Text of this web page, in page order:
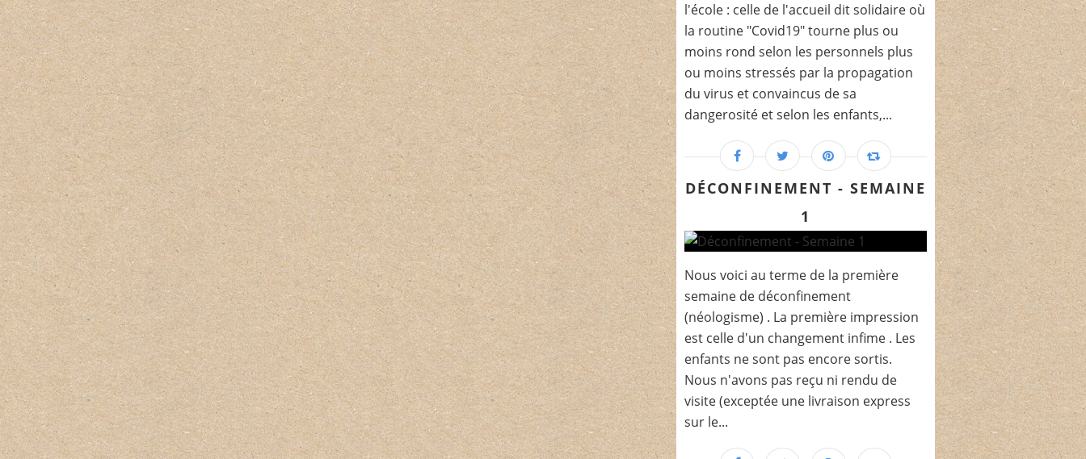
l'école : celle de l'accueil dit solidaire où
la routine "Covid19" tourne plus ou
moins rond selon les personnels plus
ou moins stressés par la propagation
du virus et convaincus de sa
dangerosité et selon les enfants,...
DÉCONFINEMENT - SEMAINE
1
Nous voici au terme de la première
semaine de déconfinement
(néologisme) . La première impression
est celle d'un changement infime . Les
enfants ne sont pas encore sortis.
Nous n'avons pas reçu ni rendu de
visite (exceptée une livraison express
sur le...